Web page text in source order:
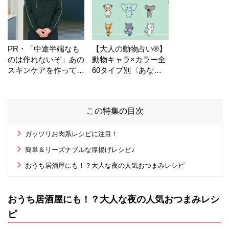
PR・「中途半端なも
のは作れないぞ」あの
スキンケアを作ってい
【大人の動物占い®】
動物キャラ×カラー全
60タイプ別〈あなた
この特集の目次
ガッツリお肉系レシピに注目！
簡単＆リーズナブルな厚揚げレシピ♪
おうち居酒屋にも！？大人な夜の人気おつまみレシピ
おうち居酒屋にも！？大人な夜の人気おつまみレシ
ピ